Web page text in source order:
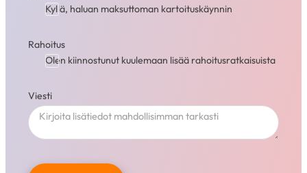
Kyllä, haluan maksuttoman kartoituskäynnin
Rahoitus
Olen kiinnostunut kuulemaan lisää rahoitusratkaisuista
Viesti